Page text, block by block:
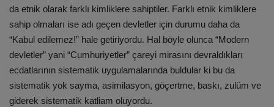
da etnik olarak farklı kimliklere sahiptiler. Farklı etnik kimliklere
sahip olmaları ise adı geçen devletler için durumu daha da
“Kabul edilemez!” hale getiriyordu. Hal böyle olunca “Modern
devletler” yani “Cumhuriyetler” çareyi mirasını devraldıkları
ecdatlarının sistematik uygulamalarında buldular ki bu da
sistematik yok sayma, asimilasyon, göçertme, baskı, zulüm ve
giderek sistematik katliam oluyordu.